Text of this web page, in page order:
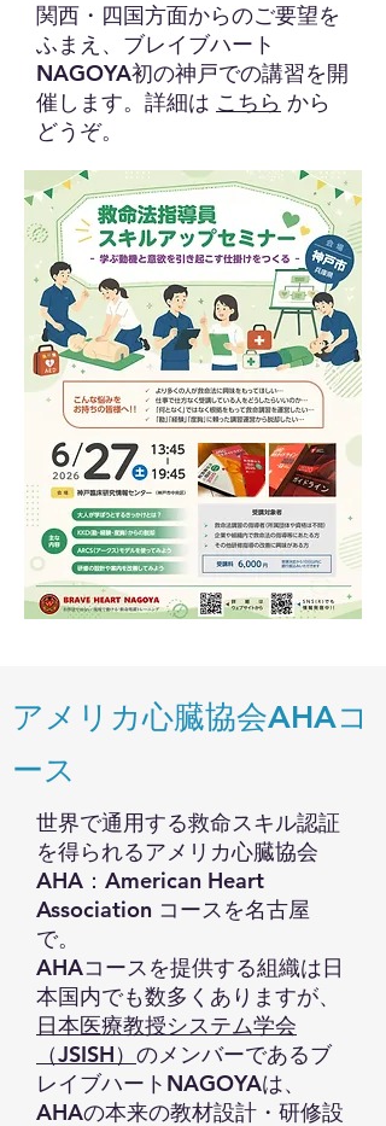
​関西・四国方面からのご要望を
ふまえ、ブレイブハート
NAGOYA初の神戸での講習を開
催します。詳細は こちら から
どうぞ。
アメリカ心臓協会AHAコ
ース
世界で通用する救命スキル認証
を得られるアメリカ心臓協会
AHA：American Heart
Association コースを名古屋
で。
​AHAコースを提供する組織は日
本国内でも数多くありますが、
日本医療教授システム学会
（JSISH） のメンバーであるブ
レイブハートNAGOYAは、
AHAの本来の教材設計・研修設